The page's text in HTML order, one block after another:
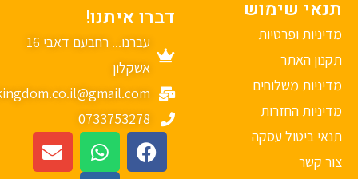
שימוש
ופרטיות
האתר
משלוחים
החזרות
ביטול עסקה
קשר
דברו איתנו!
עברנו... רחבעם דאבי 16
אשקלון
mykingdom.co.il@gmail.com
0733753278